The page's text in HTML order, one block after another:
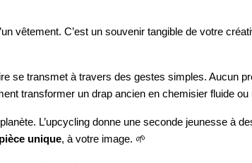
vêtement. C’est un souvenir tangible de votre
se transmet à travers des gestes simples. Aucun
transformer un drap ancien en chemisier fluide
L’upcycling donne une seconde jeunesse à
unique, à votre image. 🌱